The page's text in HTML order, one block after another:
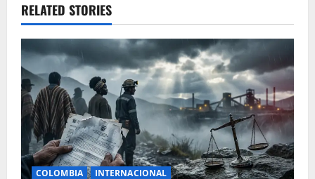
v
i
g
a
t
i
RELATED STORIES
COLOMBIA INTERNACIONAL